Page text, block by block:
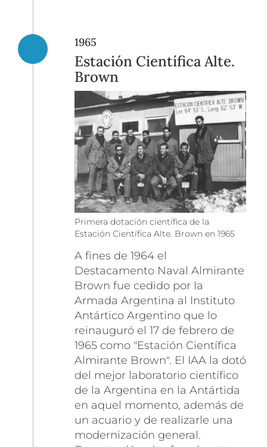
1965
Estación Científica Alte.
Brown
Primera dotación científica de la
Estación Científica Alte. Brown en 1965
A fines de 1964 el
Destacamento Naval Almirante
Brown fue cedido por la
Armada Argentina al Instituto
Antártico Argentino que lo
reinauguró el 17 de febrero de
1965 como "Estación Científica
Almirante Brown". El IAA la dotó
del mejor laboratorio científico
de la Argentina en la Antártida
en aquel momento, además de
un acuario y de realizarle una
modernización general.